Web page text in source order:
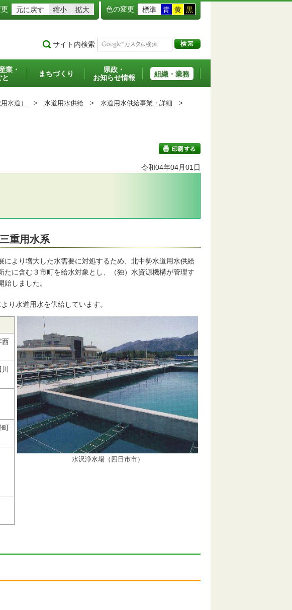
元に戻す 縮小 拡大 色の変更 標準 青 黄 黒
サイト内検索
業・
と
まちづくり
県政・
お知らせ情報
組織・業務
水道） > 水道用水供給 > 水道用水供給事業・詳細 >
令和04年04月01日
重用水系
より増大した水需要に対処するため、北中勢水道用水供給
に含む３市町を給水対象とし、（独）水資源機構が管理す
しました。
り水道用水を供給しています。
西
水沢浄水場（四日市市）